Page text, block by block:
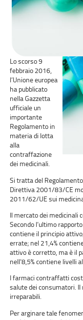
Lo scorso 9
febbraio 2016,
l’Unione europea
ha pubblicato
nella Gazzetta
ufficiale un
importante
Regolamento in
materia di lotta
alla
contraffazione
dei medicinali.
Si tratta del
Direttiva 2001/83/CE
2011/62/UE sui
Il mercato dei medicinali
Secondo l’ultimo
contiene il principio
errate; nel 21,4%
attivo è corretto, ma è il
nell’8,5% contiene livelli
I farmaci contraffatti
salute dei consumatori.
irreparabili.
Per arginare tale